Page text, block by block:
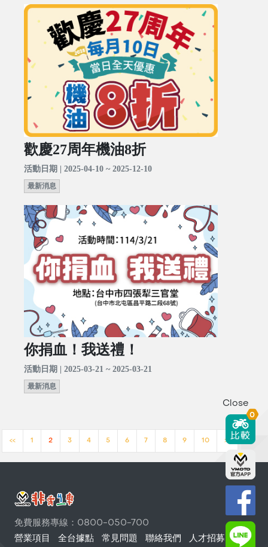
歡慶27周年機油8折
活動日期 | 2025-04-10 ~ 2025-12-10
最新消息
你捐血！我送禮！
活動日期 | 2025-03-21 ~ 2025-03-21
最新消息
<< 1 2 3 4 5 6 7 8 9 10 >>
免費服務專線：0800-050-700
營業項目
全台據點 常見問題 聯絡我們 人才招募
Close
0